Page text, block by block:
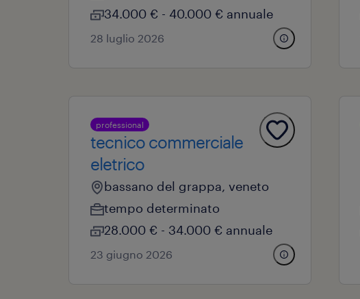
34.000 € - 40.000 € annuale
28 luglio 2026
professional
tecnico commerciale
eletrico
bassano del grappa, veneto
tempo determinato
28.000 € - 34.000 € annuale
23 giugno 2026